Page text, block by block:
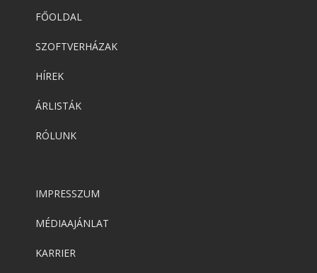
FŐOLDAL
SZOFTVERHÁZAK
HÍREK
ÁRLISTÁK
RÓLUNK
IMPRESSZUM
MÉDIAAJÁNLAT
KARRIER